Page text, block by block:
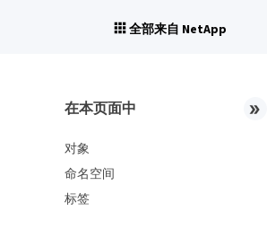
全部来自 NetApp
在本页面中
对象
命名空间
标签